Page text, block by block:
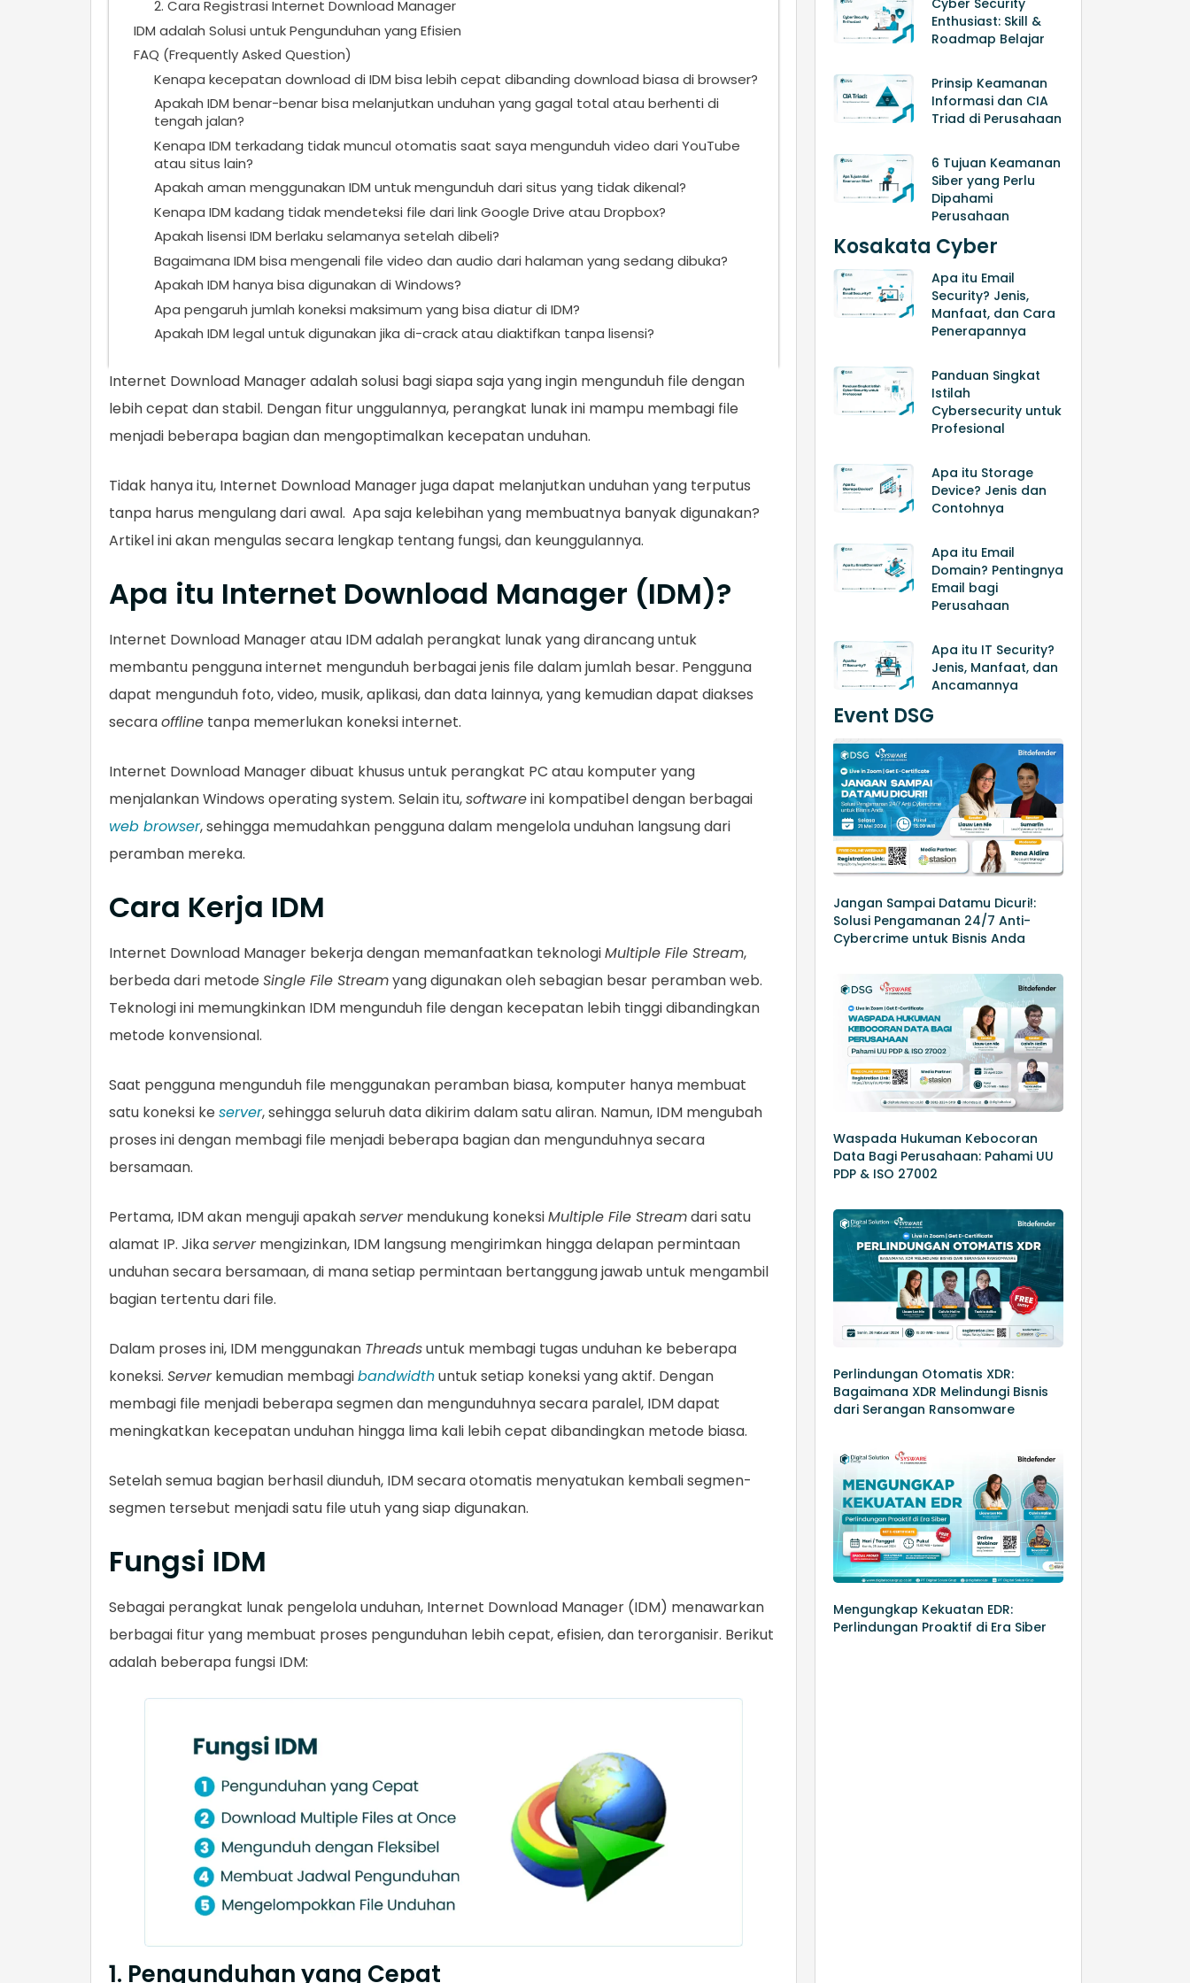
2. Cara Registrasi Internet Download Manager
IDM adalah Solusi untuk Pengunduhan yang Efisien
FAQ (Frequently Asked Question)
Kenapa kecepatan download di IDM bisa lebih cepat dibanding download biasa di browser?
Apakah IDM benar-benar bisa melanjutkan unduhan yang gagal total atau berhenti di
tengah jalan?
Kenapa IDM terkadang tidak muncul otomatis saat saya mengunduh video dari YouTube
atau situs lain?
Apakah aman menggunakan IDM untuk mengunduh dari situs yang tidak dikenal?
Kenapa IDM kadang tidak mendeteksi file dari link Google Drive atau Dropbox?
Apakah lisensi IDM berlaku selamanya setelah dibeli?
Bagaimana IDM bisa mengenali file video dan audio dari halaman yang sedang dibuka?
Apakah IDM hanya bisa digunakan di Windows?
Apa pengaruh jumlah koneksi maksimum yang bisa diatur di IDM?
Apakah IDM legal untuk digunakan jika di-crack atau diaktifkan tanpa lisensi?
Internet Download Manager adalah solusi bagi siapa saja yang ingin mengunduh file dengan
lebih cepat dan stabil. Dengan fitur unggulannya, perangkat lunak ini mampu membagi file
menjadi beberapa bagian dan mengoptimalkan kecepatan unduhan.
Tidak hanya itu, Internet Download Manager juga dapat melanjutkan unduhan yang terputus
tanpa harus mengulang dari awal. Apa saja kelebihan yang membuatnya banyak digunakan?
Artikel ini akan mengulas secara lengkap tentang fungsi, dan keunggulannya.
Apa itu Internet Download Manager (IDM)?
Internet Download Manager atau IDM adalah perangkat lunak yang dirancang untuk
membantu pengguna internet mengunduh berbagai jenis file dalam jumlah besar. Pengguna
dapat mengunduh foto, video, musik, aplikasi, dan data lainnya, yang kemudian dapat diakses
secaraoffline tanpa memerlukan koneksi internet.
Internet Download Manager dibuat khusus untuk perangkat PC atau komputer yang
menjalankan Windows operating system. Selain itu,softwareini kompatibel dengan berbagai
web browser, sehingga memudahkan pengguna dalam mengelola unduhan langsung dari
peramban mereka.
Cara Kerja IDM
Internet Download Manager bekerja dengan memanfaatkan teknologiMultiple File Stream,
berbeda dari metodeSingle File Streamyang digunakan oleh sebagian besar peramban web.
Teknologi ini memungkinkan IDM mengunduh file dengan kecepatan lebih tinggi dibandingkan
metode konvensional.
Saat pengguna mengunduh file menggunakan peramban biasa, komputer hanya membuat
satu koneksi keserver, sehingga seluruh data dikirim dalam satu aliran. Namun, IDM mengubah
proses ini dengan membagi file menjadi beberapa bagian dan mengunduhnya secara
bersamaan.
Pertama, IDM akan menguji apakahservermendukung koneksiMultiple File Streamdari satu
alamat IP. Jikaservermengizinkan, IDM langsung mengirimkan hingga delapan permintaan
unduhan secara bersamaan, di mana setiap permintaan bertanggung jawab untuk mengambil
bagian tertentu dari file.
Dalam proses ini, IDM menggunakan Threadsuntuk membagi tugas unduhan ke beberapa
koneksi. Serverkemudian membagibandwidthuntuk setiap koneksi yang aktif. Dengan
membagi file menjadi beberapa segmen dan mengunduhnya secara paralel, IDM dapat
meningkatkan kecepatan unduhan hingga lima kali lebih cepat dibandingkan metode biasa.
Setelah semua bagian berhasil diunduh, IDM secara otomatis menyatukan kembali segmen-
segmen tersebut menjadi satu file utuh yang siap digunakan.
Fungsi IDM
Sebagai perangkat lunak pengelola unduhan, Internet Download Manager (IDM) menawarkan
berbagai fitur yang membuat proses pengunduhan lebih cepat, efisien, dan terorganisir. Berikut
adalah beberapa fungsi IDM:
1. Pengunduhan yang Cepat
Cyber Security
Enthusiast: Skill &
Roadmap Belajar
Prinsip Keamanan
Informasi dan CIA
Triad di Perusahaan
6 Tujuan Keamanan
Siber yang Perlu
Dipahami
Perusahaan
Kosakata Cyber
Apa itu Email
Security? Jenis,
Manfaat, dan Cara
Penerapannya
Panduan Singkat
Istilah
Cybersecurity untuk
Profesional
Apa itu Storage
Device? Jenis dan
Contohnya
Apa itu Email
Domain? Pentingnya
Email bagi
Perusahaan
Apa itu IT Security?
Jenis, Manfaat, dan
Ancamannya
Event DSG
Jangan Sampai Datamu Dicuri!:
Solusi Pengamanan 24/7 Anti-
Cybercrime untuk Bisnis Anda
Waspada Hukuman Kebocoran
Data Bagi Perusahaan: Pahami UU
PDP & ISO 27002
Perlindungan Otomatis XDR:
Bagaimana XDR Melindungi Bisnis
dari Serangan Ransomware
Mengungkap Kekuatan EDR:
Perlindungan Proaktif di Era Siber